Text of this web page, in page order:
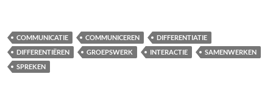
COMMUNICATIE COMMUNICEREN
DIFFERENTIATIE
DIFFERENTIËREN
GROEPSWERK INTERACTIE
SAMENWERKEN
SPREKEN